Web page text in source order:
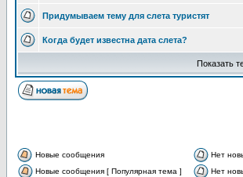
Придумываем тему для слета туристят
Когда будет известна дата слета?
Показать
Новые сообщения
Нет
Новые сообщения [ Популярная тема ]
Нет